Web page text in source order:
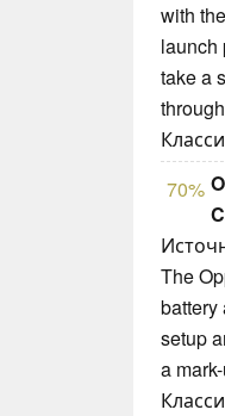
with
launch
take a
70%
The
battery
setup
a